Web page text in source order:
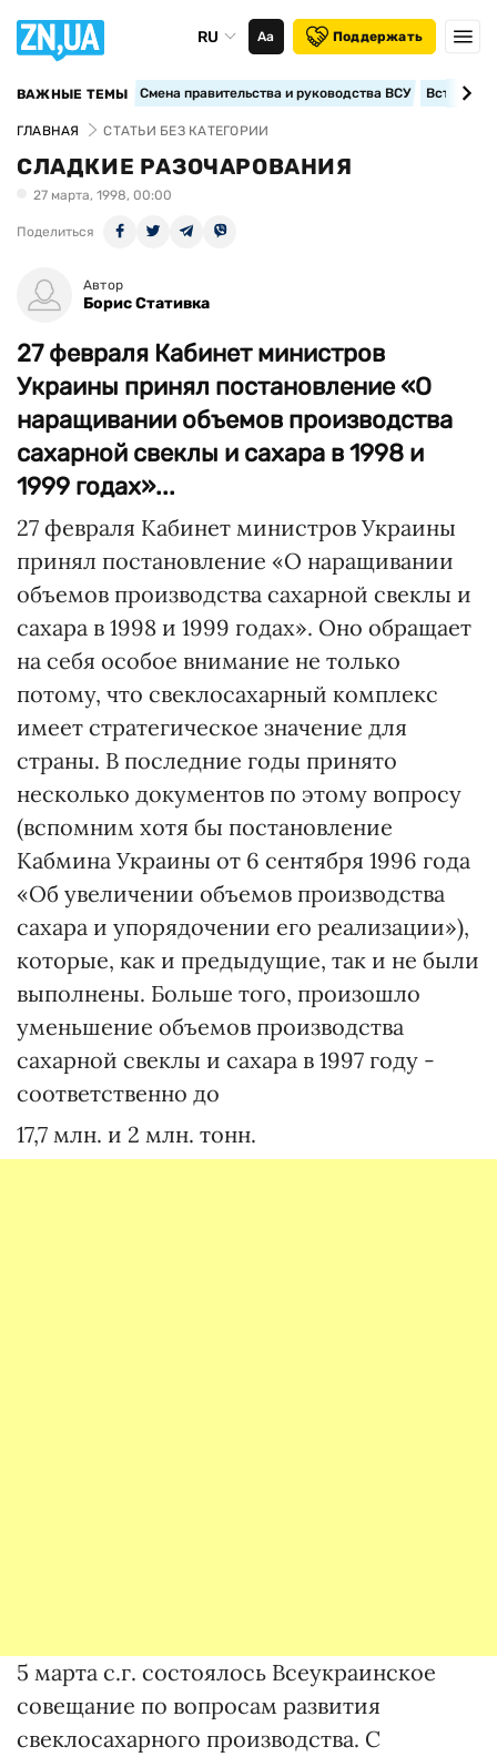
RU Аа Поддержать
ВАЖНЫЕ ТЕМЫ Смена правительства и руководства ВСУ
ГЛАВНАЯ СТАТЬИ БЕЗ КАТЕГОРИИ
СЛАДКИЕ РАЗОЧАРОВАНИЯ
27 марта, 1998, 00:00
Поделиться
Автор
Борис Стативка
27 февраля Кабинет министров
Украины принял постановление «О
наращивании объемов производства
сахарной свеклы и сахара в 1998 и
1999 годах»...
27 февраля Кабинет министров Украины
принял постановление «О наращивании
объемов производства сахарной свеклы и
сахара в 1998 и 1999 годах». Оно обращает
на себя особое внимание не только
потому, что свеклосахарный комплекс
имеет стратегическое значение для
страны. В последние годы принято
несколько документов по этому вопросу
(вспомним хотя бы постановление
Кабмина Украины от 6 сентября 1996 года
«Об увеличении объемов производства
сахара и упорядочении его реализации»),
которые, как и предыдущие, так и не были
выполнены. Больше того, произошло
уменьшение объемов производства
сахарной свеклы и сахара в 1997 году -
соответственно до
17,7 млн. и 2 млн. тонн.
5 марта с.г. состоялось Всеукраинское
совещание по вопросам развития
свеклосахарного производства. С